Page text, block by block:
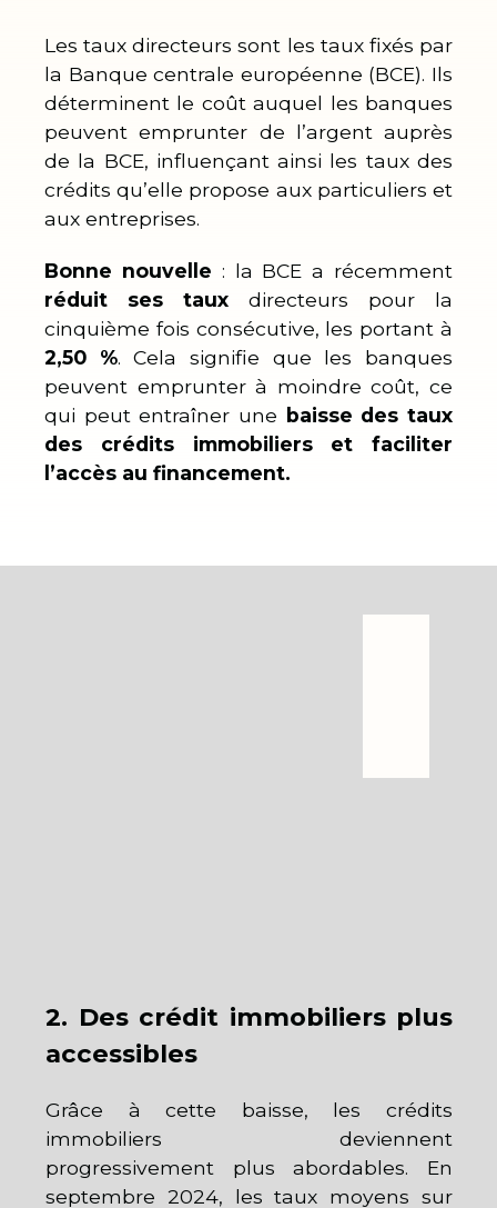
Les taux directeurs sont les taux fixés par
la Banque centrale européenne (BCE). Ils
déterminent le coût auquel les banques
peuvent emprunter de l’argent auprès
de la BCE, influençant ainsi les taux des
crédits qu’elle propose aux particuliers et
aux entreprises.
Bonne nouvelle : la BCE a récemment
réduit ses taux directeurs pour la
cinquième fois consécutive, les portant à
2,50 %. Cela signifie que les banques
peuvent emprunter à moindre coût, ce
qui peut entraîner une baisse des taux
des crédits immobiliers et faciliter
l’accès au financement.
2. Des crédit immobiliers plus
accessibles
Grâce à cette baisse, les crédits
immobiliers deviennent
progressivement plus abordables. En
septembre 2024, les taux moyens sur